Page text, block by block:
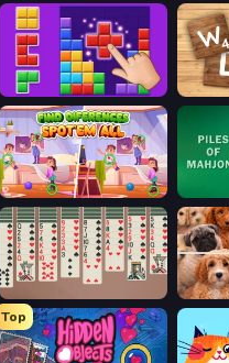
BlockBuster Puzzle Word
Find Differences: Spot 'Em All Piles
Spider Solitaire 2 Suits Jigpic
Top